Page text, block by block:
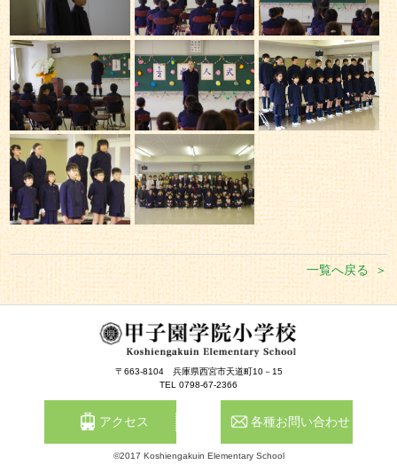
一覧へ戻る
アクセス 各種お問い合わせ
〒663-8104 兵庫県西宮市天道町10－15
TEL 0798-67-2366
©2017 Koshiengakuin Elementary School